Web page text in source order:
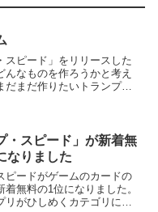
スピード」をリリースした
んなものを作ろうかと考え
だまだ作りたいトランプゲ
りに時間がか...
・スピード」が新着無
なりました
ピードがゲームのカードの
着無料の1位になりました。
リがひしめくカテゴリに比